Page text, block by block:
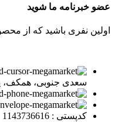
عضو خبرنامه ما شوید
اولین نفری باشید که از
سعدی جنوبی، همکف،
کدپستی : 1143736616